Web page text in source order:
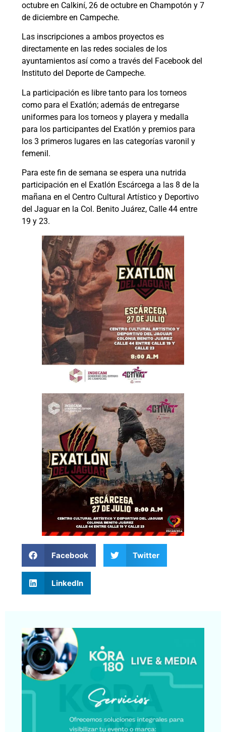
octubre en Calkiní, 26 de octubre en Champotón y 7
de diciembre en Campeche.
Las inscripciones a ambos proyectos es
directamente en las redes sociales de los
ayuntamientos así como a través del Facebook del
Instituto del Deporte de Campeche.
La participación es libre tanto para los torneos
como para el Exatlón; además de entregarse
uniformes para los torneos y playera y medalla
para los participantes del Exatlón y premios para
los 3 primeros lugares en las categorías varonil y
femenil.
Para este fin de semana se espera una nutrida
participación en el Exatlón Escárcega a las 8 de la
mañana en el Centro Cultural Artístico y Deportivo
del Jaguar en la Col. Benito Juárez, Calle 44 entre
19 y 23.
Facebook Twitter
LinkedIn